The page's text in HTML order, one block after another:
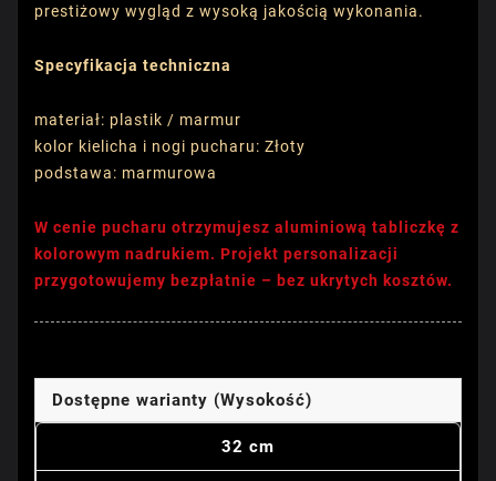
prestiżowy wygląd z wysoką jakością wykonania.
Specyfikacja techniczna
materiał: plastik / marmur
kolor kielicha i nogi pucharu: Złoty
podstawa: marmurowa
W cenie pucharu otrzymujesz aluminiową tabliczkę z
kolorowym nadrukiem. Projekt personalizacji
przygotowujemy bezpłatnie – bez ukrytych kosztów.
Dostępne warianty (Wysokość)
32 cm